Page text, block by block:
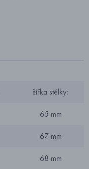
šířka stélky:
65 mm
67 mm
68 mm